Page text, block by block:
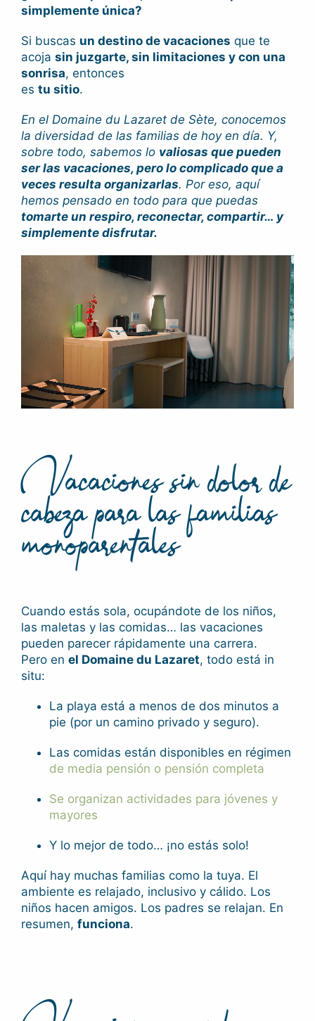
simplemente única?
Si buscas un destino de vacaciones que te
acoja sin juzgarte, sin limitaciones y con una
sonrisa, entonces
es tu sitio.
En el Domaine du Lazaret de Sète, conocemos
la diversidad de las familias de hoy en día. Y,
sobre todo, sabemos lo valiosas que pueden
ser las vacaciones, pero lo complicado que a
veces resulta organizarlas. Por eso, aquí
hemos pensado en todo para que puedas
tomarte un respiro, reconectar, compartir… y
simplemente disfrutar.
Vacaciones sin dolor de
cabeza para las familias
monoparentales
Cuando estás sola, ocupándote de los niños,
las maletas y las comidas… las vacaciones
pueden parecer rápidamente una carrera.
Pero en el Domaine du Lazaret, todo está in
situ:
La playa está a menos de dos minutos a
pie (por un camino privado y seguro).
Las comidas están disponibles en régimen
de media pensión o pensión completa
Se organizan actividades para jóvenes y
mayores
Y lo mejor de todo… ¡no estás solo!
Aquí hay muchas familias como la tuya. El
ambiente es relajado, inclusivo y cálido. Los
niños hacen amigos. Los padres se relajan. En
resumen, funciona.